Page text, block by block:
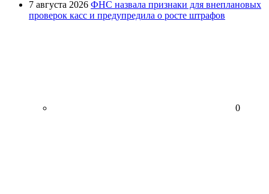
7 августа 2026 ФНС назвала признаки для внеплановых
проверок касс и предупредила о росте штрафов
0